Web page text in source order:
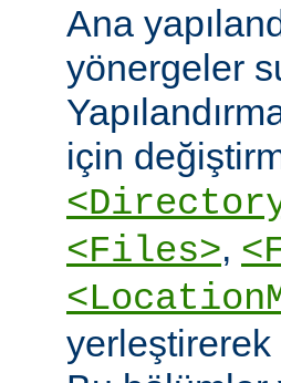
Ana
yönergeler
için
<Files>,
yerleştirerek